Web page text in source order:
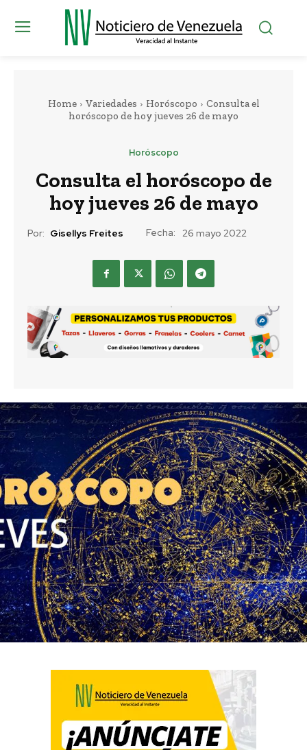
Home Variedades Horóscopo
Consulta el
horóscopo de hoy jueves 26 de mayo
Horóscopo
Consulta el horóscopo de
hoy jueves 26 de mayo
Por: Gisellys Freites Fecha: 26 mayo 2022